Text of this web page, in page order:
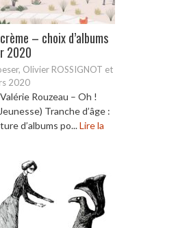
– choix d’albums
2020
Olivier ROSSIGNOT et
2020
Rouzeau – Oh !
Tranche d’âge :
d’albums po...Lire la